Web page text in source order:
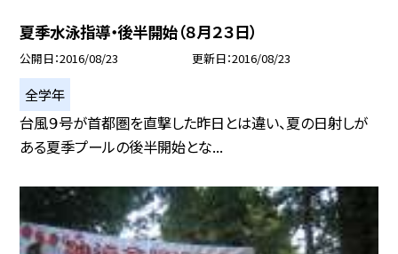
夏季水泳指導・後半開始（８月２３日）
公開日 2016/08/23 更新日 2016/08/23
全学年
台風９号が首都圏を直撃した昨日とは違い、夏の日射しが
ある夏季プールの後半開始とな...